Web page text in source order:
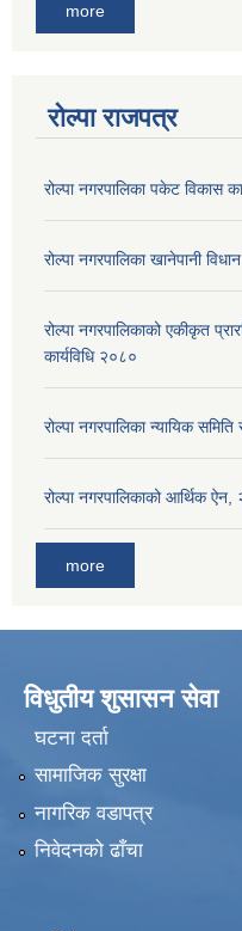
more
रोल्पा राजपत्र
रोल्पा नगरपालिका पकेट विकास
रोल्पा नगरपालिका खानेपानी विधान
रोल्पा नगरपालिकाको एकीकृत
कार्यविधि २०८०
रोल्पा नगरपालिका न्यायिक
रोल्पा नगरपालिकाको आर्थिक
more
विधुतीय शुसासन सेवा
घटना दर्ता
सामाजिक सुरक्षा
नागरिक वडापत्र
निवेदनको ढाँचा